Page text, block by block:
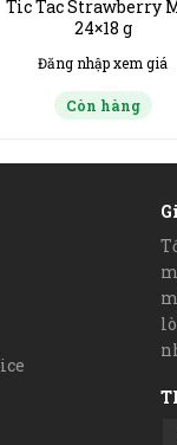
Tic Tac Strawberry
24×18 g
Đăng nhập xem giá
Còn hàng